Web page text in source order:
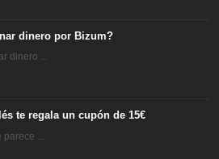
dinero por Bizum?
dinero ...
te regala un cupón de 15€
...